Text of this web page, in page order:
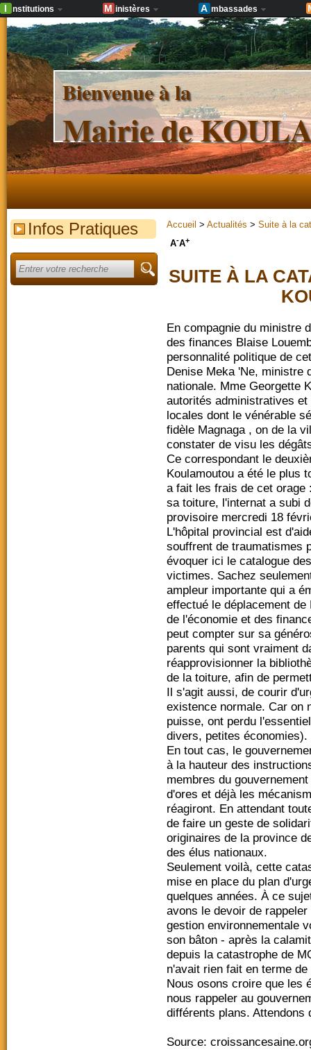
I nstitutions M inistères A mbassades
Bienvenue à la
Mairie de
Infos Pratiques Accueil > Actualités > Suite à la
A-A+
SUITE À LA
En compagnie du ministre
des finances Blaise
personnalité politique de
Denise Meka 'Ne, ministre
nationale. Mme Georgette
autorités administratives et
locales dont le vénérable
fidèle Magnaga , on de la
constater de visu les
Ce correspondant le
Koulamoutou a été le plus
a fait les frais de cet orage
sa toiture, l'internat a subi
provisoire mercredi 18
L'hôpital provincial est
souffrent de traumatismes
évoquer ici le catalogue
victimes. Sachez
ampleur importante qui a
effectué le déplacement
de l'économie et des
peut compter sur sa
parents qui sont vraiment
réapprovisionner la
de la toiture, afin de
Il s'agit aussi, de courir
existence normale. Car on
puisse, ont perdu
divers, petites économies).
En tout cas, le
à la hauteur des
membres du
d'ores et déjà les
réagiront. En attendant
de faire un geste de
originaires de la province
des élus nationaux.
Seulement voilà, cette
mise en place du plan
quelques années. À ce
avons le devoir de
gestion environnementale
son bâton - après la
depuis la catastrophe de
n'avait rien fait en terme
Nous osons croire que les
nous rappeler au
différents plans. Attendons
Source: